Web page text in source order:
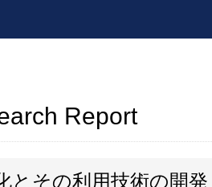
Report
とその利用技術の開発